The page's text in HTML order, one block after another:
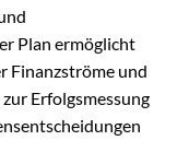
Plan ermöglicht
Finanzströme und
Erfolgsmessung